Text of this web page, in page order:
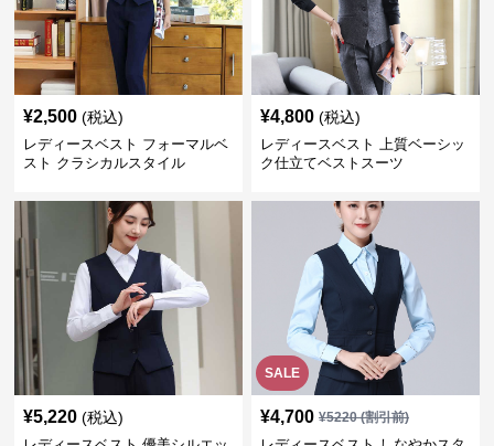
¥2,500 (税込)
レディースベスト フォーマルベ
スト クラシカルスタイル
¥4,800 (税込)
レディースベスト 上質ベーシッ
ク仕立てベストスーツ
¥5,220 (税込)
SALE
¥4,700 ¥5220(割引前)